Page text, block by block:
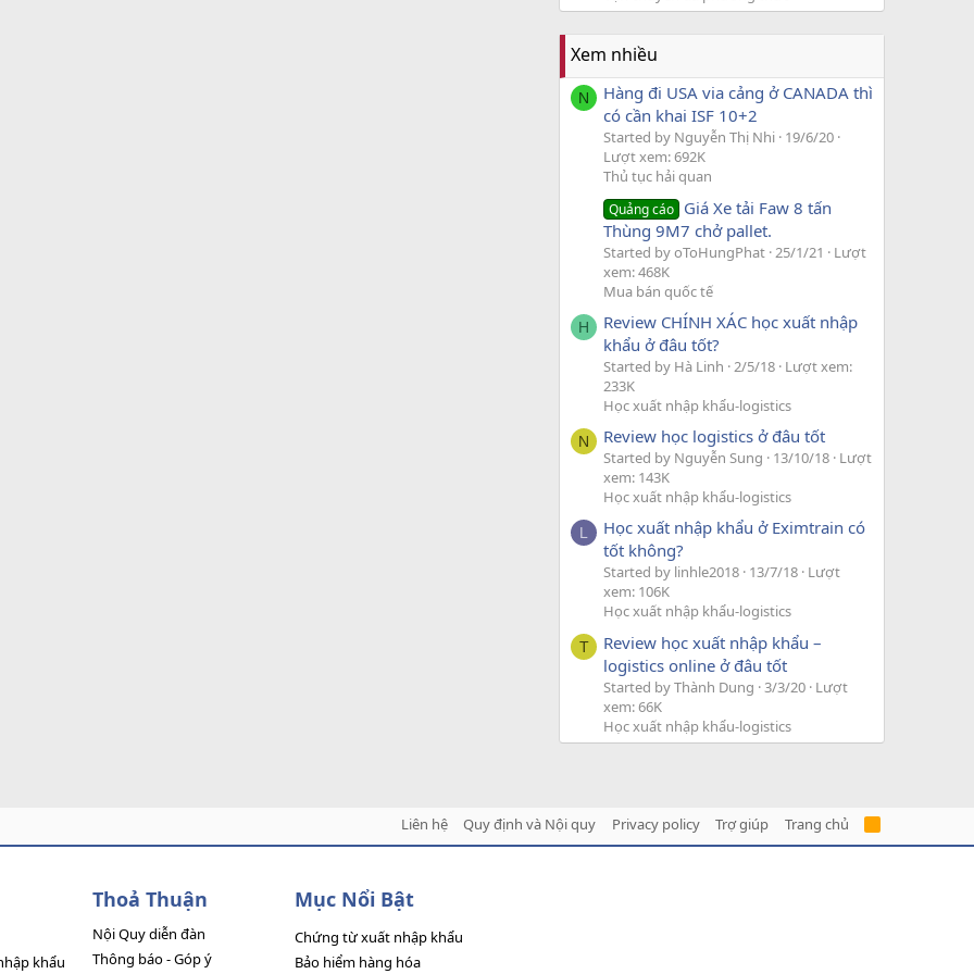
Xem nhiều
N
Hàng đi USA via cảng ở CANADA thì
có cần khai ISF 10+2
Started by Nguyễn Thị Nhi 19/6/20
Lượt xem: 692K
Thủ tục hải quan
Quảng cáo Giá Xe tải Faw 8 tấn
Thùng 9M7 chở pallet.
Started by oToHungPhat 25/1/21
Lượt
xem: 468K
Mua bán quốc tế
H
Review CHÍNH XÁC học xuất nhập
khẩu ở đâu tốt?
Started by Hà Linh 2/5/18 Lượt xem:
233K
Học xuất nhập khẩu-logistics
N Review học logistics ở đâu tốt
Started by Nguyễn Sung 13/10/18 Lượt
xem: 143K
Học xuất nhập khẩu-logistics
L
Học xuất nhập khẩu ở Eximtrain có
tốt không?
Started by linhle2018 13/7/18 Lượt
xem: 106K
Học xuất nhập khẩu-logistics
T
Review học xuất nhập khẩu –
logistics online ở đâu tốt
Started by Thành Dung 3/3/20 Lượt
xem: 66K
Học xuất nhập khẩu-logistics
Liên hệ Quy định và Nội quy Privacy policy Trợ giúp Trang chủ
R
khẩu
Thoả Thuận
Nội Quy diễn đàn
Thông báo - Góp ý
Mục Nổi Bật
Chứng từ xuất nhập khẩu
Bảo hiểm hàng hóa